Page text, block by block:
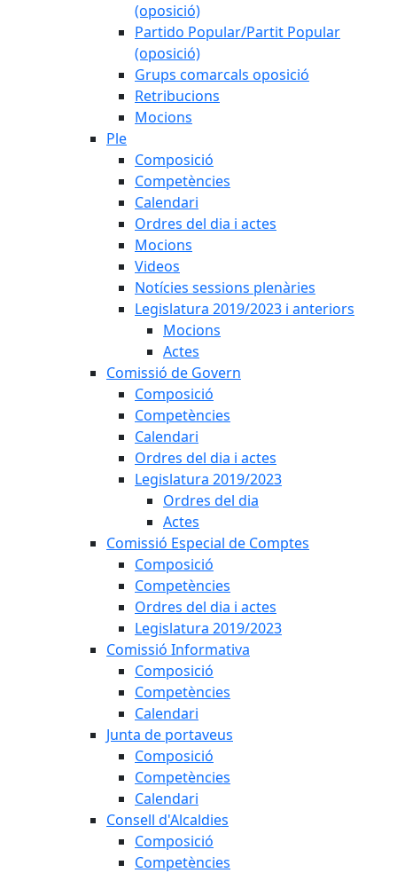
(oposició)
Partido Popular/Partit Popular
(oposició)
Grups comarcals oposició
Retribucions
Mocions
Ple
Composició
Competències
Calendari
Ordres del dia i actes
Mocions
Videos
Notícies sessions plenàries
Legislatura 2019/2023 i anteriors
Mocions
Actes
Comissió de Govern
Composició
Competències
Calendari
Ordres del dia i actes
Legislatura 2019/2023
Ordres del dia
Actes
Comissió Especial de Comptes
Composició
Competències
Ordres del dia i actes
Legislatura 2019/2023
Comissió Informativa
Composició
Competències
Calendari
Junta de portaveus
Composició
Competències
Calendari
Consell d'Alcaldies
Composició
Competències